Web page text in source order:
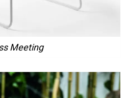
Meeting